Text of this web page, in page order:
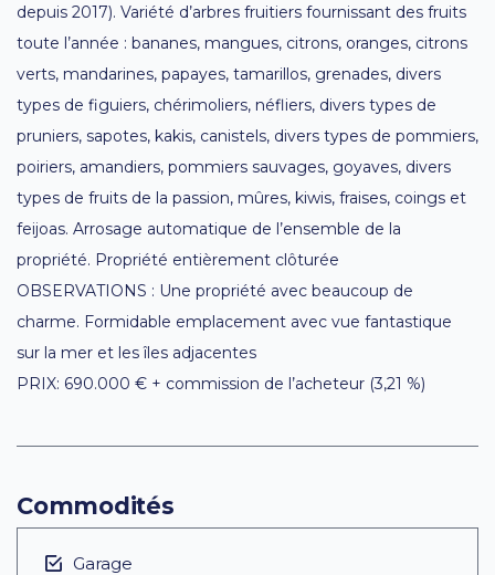
depuis 2017). Variété d’arbres fruitiers fournissant des fruits
toute l’année : bananes, mangues, citrons, oranges, citrons
verts, mandarines, papayes, tamarillos, grenades, divers
types de figuiers, chérimoliers, néfliers, divers types de
pruniers, sapotes, kakis, canistels, divers types de pommiers,
poiriers, amandiers, pommiers sauvages, goyaves, divers
types de fruits de la passion, mûres, kiwis, fraises, coings et
feijoas. Arrosage automatique de l’ensemble de la
propriété. Propriété entièrement clôturée
OBSERVATIONS : Une propriété avec beaucoup de
charme. Formidable emplacement avec vue fantastique
sur la mer et les îles adjacentes
PRIX: 690.000 € + commission de l’acheteur (3,21 %)
Commodités
Garage